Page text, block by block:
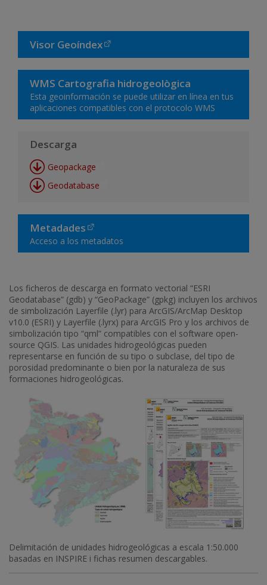
Visor Geoíndex
WMS Cartografia hidrogeològica
Esta geoinformación se puede utilizar en línea en tus
aplicaciones compatibles con el protocolo WMS
Descarga
Geopackage
Geodatabase
Metadades
Acceso a los metadatos
Los ficheros de descarga en formato vectorial “ESRI
Geodatabase” (gdb) y “GeoPackage” (gpkg) incluyen los archivos
de simbolización Layerfile (.lyr) para ArcGIS/ArcMap Desktop
v10.0 (ESRI) y Layerfile (.lyrx) para ArcGIS Pro y los archivos de
simbolización tipo “qml” compatibles con el software open-
source QGIS. Las unidades hidrogeológicas pueden
representarse en función de su tipo o subclase, del tipo de
porosidad predominante o bien por la naturaleza de sus
formaciones hidrogeológicas.
Delimitación de unidades hidrogeológicas a escala 1:50.000
basadas en INSPIRE i fichas resumen descargables.